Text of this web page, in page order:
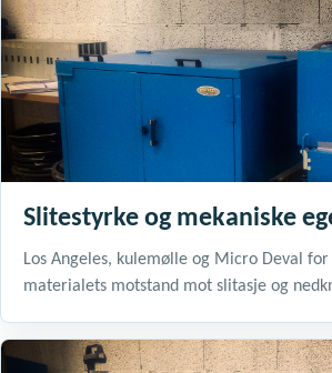
Slitestyrke og mekaniske
Los Angeles, kulemølle og Micro Deval
materialets motstand mot slitasje og